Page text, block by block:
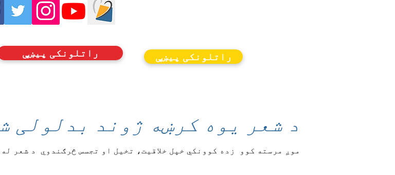
راتلونکی پیښې راتلونکی پیښې
د شعر یوه کرښه ژوند بدلولی
موږ مرسته کوو زده کوونکي خپل خلاقیت، تخیل او تجسس څرګندوي د شعر له